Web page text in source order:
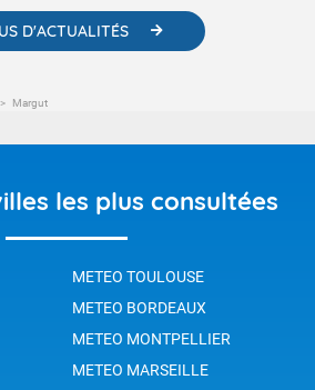
D'ACTUALITÉS
Margut
les plus consultées
METEO TOULOUSE
METEO BORDEAUX
METEO MONTPELLIER
METEO MARSEILLE